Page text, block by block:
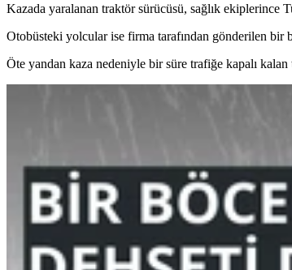
Kazada yaralanan traktör sürücüsü, sağlık ekiplerince
Otobüsteki yolcular ise firma tarafından gönderilen bir
Öte yandan kaza nedeniyle bir süre trafiğe kapalı kalan